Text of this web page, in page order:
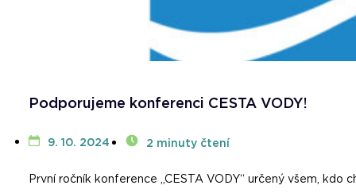
Podporujeme konferenci CESTA VODY!
9. 10. 2024 2 minuty čtení
První ročník konference „CESTA VODY“ určený všem,